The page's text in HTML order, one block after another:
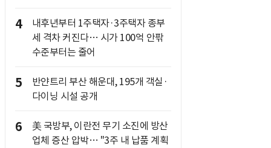
4
내후년부터 1주택자·3주택자 종부
세 격차 커진다… 시가 100억 안팎
수준부터는 줄어
5
반얀트리 부산 해운대, 195개 객실·
다이닝 시설 공개
6
美 국방부, 이란전 무기 소진에 방산
업체 증산 압박… "3주 내 납품 계획